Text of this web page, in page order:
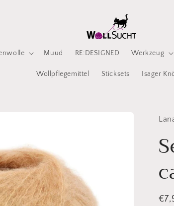
Muud RE:DESIGNED Werkzeug
Wollpflegemittel Sticksets Isager